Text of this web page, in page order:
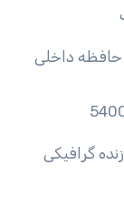
داخلی
گرافیکی